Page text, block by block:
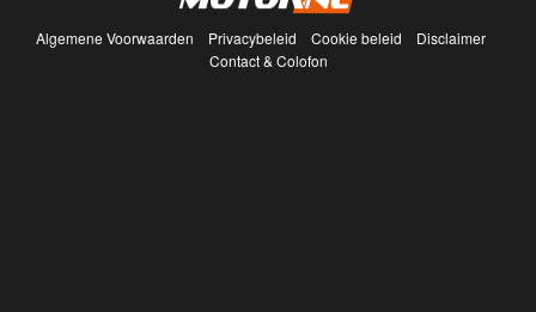
Algemene Voorwaarden Privacybeleid Cookie beleid
Disclaimer
Contact & Colofon